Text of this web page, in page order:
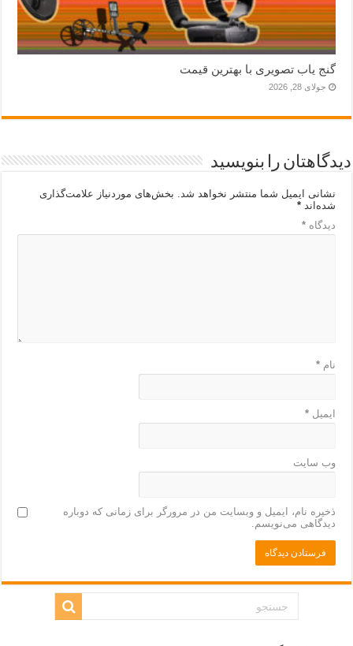
گنج یاب تصویری با بهترین قیمت
جولای 28, 2026
دیدگاهتان را بنویسید
نشانی ایمیل شما منتشر نخواهد شد. بخش‌های موردنیاز علامت‌گذاری
شده‌اند*
دیدگاه*
نام*
ایمیل*
وب‌ سایت
ذخیره نام، ایمیل و وبسایت من در مرورگر برای زمانی که دوباره
دیدگاهی می‌نویسم.